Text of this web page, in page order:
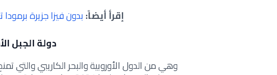
إقرأ أيضاً:بدون فيزا جزيرة
دولة الجبل
وهي من الدول الأوروبية والبحر الكاريبي